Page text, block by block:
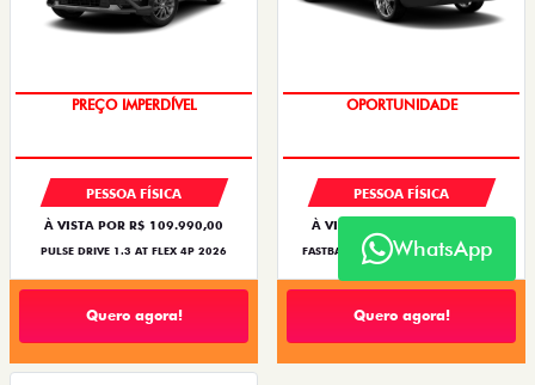
O SUV AUTOMÁTICO MAIS
PESSOA FÍSICA
À VISTA POR R$ 109.990,00
PULSE DRIVE 1.3 AT FLEX 4P 2026
Quero agora!
OPORTUNIDADE
PESSOA FÍSICA
À VISTA POR R$ 119.990,00
FASTBACK TURBO 200 FLEX AT 2026
Quero agora!
WhatsApp